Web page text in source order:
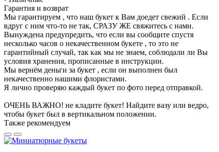
Гарантия и возврат
Мы гарантируем , что наш букет к Вам доедет свежий . Если
вдруг с ним что-то не так, СРАЗУ ЖЕ свяжитесь с нами.
Вынуждена предупредить, что если вы сообщите спустя
несколько часов о некачественном букете , то это не
гарантийный случай, так как мы не знаем, соблюдали ли Вы
условия хранения, прописанные в инструкции.
Мы вернём деньги за букет , если он выполнен был
некачественно нашими флористами.
Я лично проверяю каждый букет по фото перед отправкой.
ОЧЕНЬ ВАЖНО! не кладите букет! Найдите вазу или ведро,
чтобы букет был в вертикальном положении.
Также рекомендуем